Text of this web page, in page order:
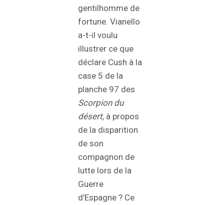
gentilhomme de
fortune. Vianello
a-t-il voulu
illustrer ce que
déclare Cush à la
case 5 de la
planche 97 des
Scorpion du
désert, à propos
de la disparition
de son
compagnon de
lutte lors de la
Guerre
d’Espagne ? Ce